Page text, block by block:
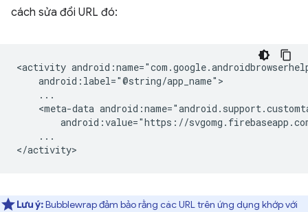
cách sửa đổi URL đó:
<activity
<meta-data
android:value="https://
...
Lưu ý:Bubblewrap đảm bảo rằng các URL trên ứng dụng khớp với